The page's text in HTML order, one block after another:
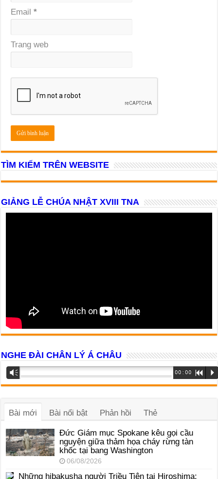
Email*
Trang web
TÌM KIẾM TRÊN WEBSITE
GIẢNG LỄ CHÚA NHẬT XVIII TNA
NGHE ĐÀI CHÂN LÝ Á CHÂU
Trình
phát
âm
Vm 00:00 R P
Bài mới Bài nổi bật Phản hồi Thẻ
Đức Giám mục Spokane kêu gọi cầu
nguyện giữa thảm họa cháy rừng tàn
khốc tại bang Washington
06/08/2026
Những hibakusha người Triều Tiên tại Hiroshima: